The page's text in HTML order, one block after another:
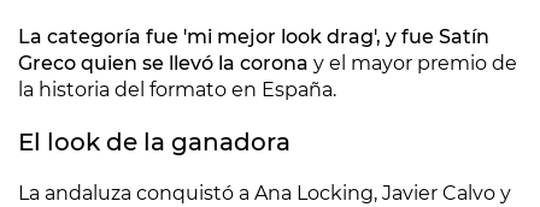
La categoría fue 'mi mejor look drag', y fue Satín
Greco quien se llevó la corona y el mayor premio de
la historia del formato en España.
El look de la ganadora
La andaluza conquistó a Ana Locking, Javier Calvo y